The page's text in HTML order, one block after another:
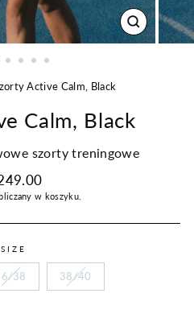
ZAMKNIJ
Active Calm, Black
Calm, Black
szorty treningowe
w koszyku.
SIZE
38 38/40